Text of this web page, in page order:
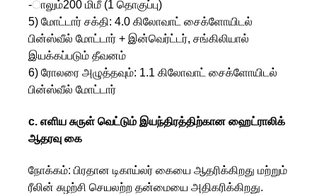
-ாலும்200 மிமீ (1 தொகுப்பு)
5) மோட்டார் சக்தி: 4.0 கிலோவாட் சைக்ளோயிடல்
பின்ஸ்வீல் மோட்டார் + இன்வெர்ட்டர், சங்கிலியால்
இயக்கப்படும் தீவனம்
6) ரோலரை அழுத்தவும்: 1.1 கிலோவாட் சைக்ளோயிடல்
பின்ஸ்வீல் மோட்டார்
c. எளிய சுருள் வெட்டும் இயந்திரத்திற்கான ஹைட்ராலிக்
ஆதரவு கை
நோக்கம்: பிரதான டிகாய்லர் கையை ஆதரிக்கிறது மற்றும்
ரீலின் சுழற்சி செயலற்ற தன்மையை அதிகரிக்கிறது.